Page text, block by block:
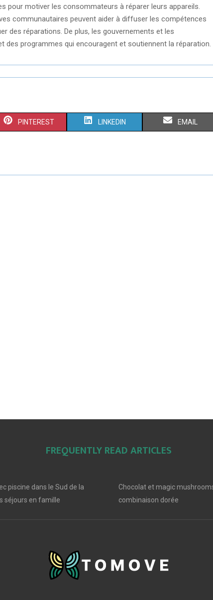
pour motiver les consommateurs à réparer leurs appareils.
communautaires peuvent aider à diffuser les compétences
des réparations. De plus, les gouvernements et les
des programmes qui encouragent et soutiennent la réparation.
S
R
PINTEREST S
R
LINKEDIN S
R
EMAIL
FREQUENTLY READ ARTICLES
piscine dans le Sud de la
séjours en famille
Chocolat et magic
combinaison dorée